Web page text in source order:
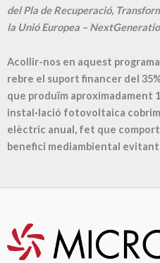
del Pla de Recuperació,
la Unió Europea –
Acollir-nos en aquest
rebre el suport financer del
que produïm aproximadament
instal·lació fotovoltaica
elèctric anual, fet que
benefici mediambiental evitant